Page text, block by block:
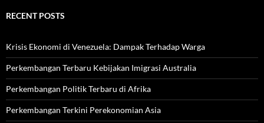
RECENT POSTS
Krisis Ekonomi di Venezuela: Dampak Terhadap Warga
Perkembangan Terbaru Kebijakan Imigrasi Australia
Perkembangan Politik Terbaru di Afrika
Perkembangan Terkini Perekonomian Asia